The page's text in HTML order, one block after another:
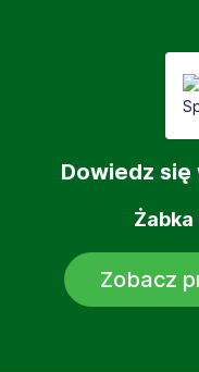
złożenia
nadzorczego
danych osobowych
Dowiedz
Żabka
Zobacz